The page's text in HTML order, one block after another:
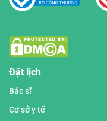
Đặt lịch
Bác sĩ
Cơ sở y tế